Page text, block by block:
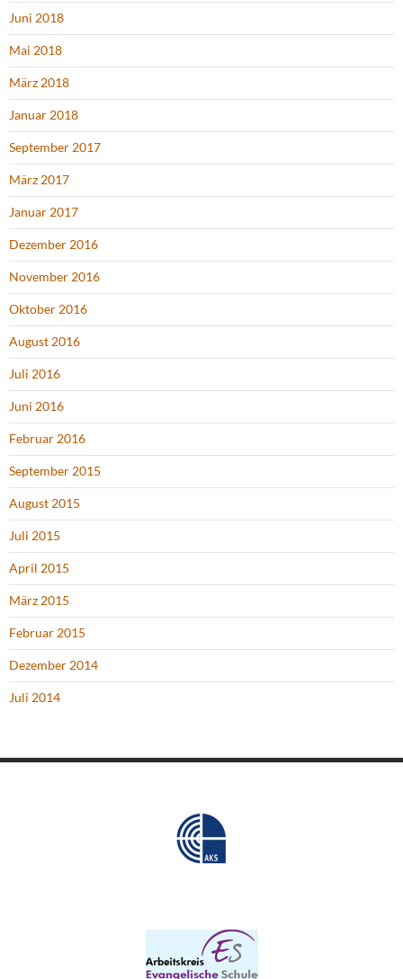
Juni 2018
Mai 2018
März 2018
Januar 2018
September 2017
März 2017
Januar 2017
Dezember 2016
November 2016
Oktober 2016
August 2016
Juli 2016
Juni 2016
Februar 2016
September 2015
August 2015
Juli 2015
April 2015
März 2015
Februar 2015
Dezember 2014
Juli 2014